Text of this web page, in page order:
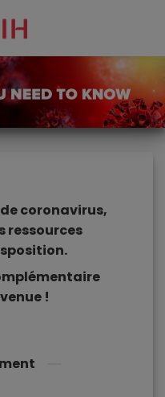
coronavirus,
ressources
!